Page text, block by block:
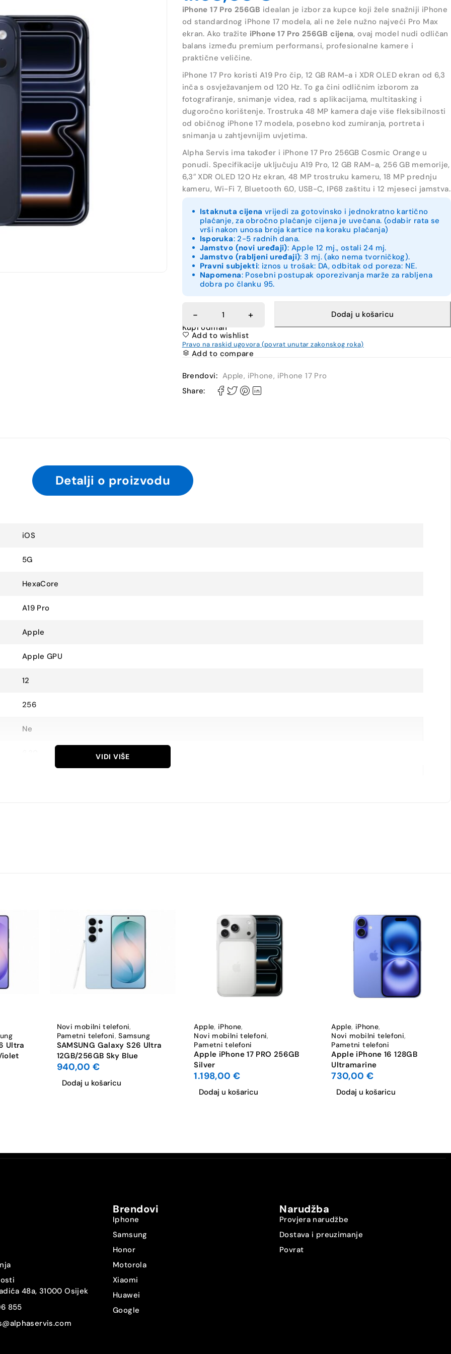
iPhone 17 Pro 256GB idealan je izbor za kupce koji žele snažniji iPhone
od standardnog iPhone 17 modela, ali ne žele nužno najveći Pro Max
ekran. Ako tražite iPhone 17 Pro 256GB cijena, ovaj model nudi odličan
balans između premium performansi, profesionalne kamere i
praktične veličine.
iPhone 17 Pro koristi A19 Pro čip, 12 GB RAM-a i XDR OLED ekran od 6,3
inča s osvježavanjem od 120 Hz. To ga čini odličnim izborom za
fotografiranje, snimanje videa, rad s aplikacijama, multitasking i
dugoročno korištenje. Trostruka 48 MP kamera daje više fleksibilnosti
od običnog iPhone 17 modela, posebno kod zumiranja, portreta i
snimanja u zahtjevnijim uvjetima.
Alpha Servis ima također i iPhone 17 Pro 256GB Cosmic Orange u
ponudi. Specifikacije uključuju A19 Pro, 12 GB RAM-a, 256 GB memorije,
6,3″ XDR OLED 120 Hz ekran, 48 MP trostruku kameru, 18 MP prednju
kameru, Wi-Fi 7, Bluetooth 6.0, USB-C, IP68 zaštitu i 12 mjeseci jamstva.
Istaknuta cijena vrijedi za gotovinsko i jednokratno kartično
plaćanje, za obročno plaćanje cijena je uvećana. (odabir rata se
vrši nakon unosa broja kartice na koraku plaćanja)
Isporuka: 2-5 radnih dana.
Jamstvo (novi uređaji): Apple 12 mj., ostali 24 mj.
Jamstvo (rabljeni uređaji): 3 mj. (ako nema tvorničkog).
Pravni subjekti: iznos u trošak: DA, odbitak od poreza: NE.
Napomena: Posebni postupak oporezivanja marže za rabljena
dobra po članku 95.
Dodaj u košaricu
Kupi odmah
Add to wishlist
Pravo na raskid ugovora (povrat unutar zakonskog roka)
Add to compare
Brendovi: Apple, iPhone, iPhone 17 Pro
Share:
Detalji o proizvodu
iOS
5G
HexaCore
A19 Pro
Apple
Apple GPU
12
256
Ne
4K UHD 3840×2160
Bluetooth 6.0
VIDI VIŠE
Ultra
Novi mobilni telefoni,
Pametni telefoni,Samsung
SAMSUNG Galaxy S26 Ultra
12GB/256GB Sky Blue
940,00€
Dodaj u košaricu
Apple, iPhone,
Novi mobilni telefoni,
Pametni telefoni
Apple iPhone 17 PRO 256GB
Silver
1.198,00 €
Dodaj u košaricu
Apple, iPhone,
Novi mobilni telefoni,
Pametni telefoni
Apple iPhone 16 128GB
Ultramarine
730,00 €
Dodaj u košaricu
48a, 31000 Osijek
855
Brendovi
Iphone
Samsung
Honor
Motorola
Xiaomi
Huawei
Google
Narudžba
Provjera narudžbe
Dostava i preuzimanje
Povrat